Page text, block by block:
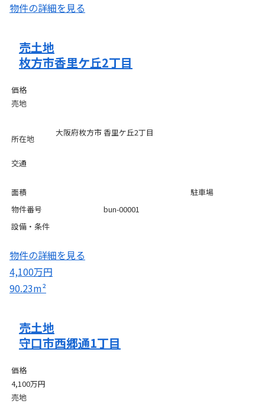
物件の詳細を見る
売土地
枚方市香里ケ丘2丁目
価格
売地
所在地
大阪府枚方市 香里ケ丘2丁目
交通
面積
駐車場
物件番号
bun-00001
設備・条件
物件の詳細を見る
4,100万円
90.23m²
売土地
守口市西郷通1丁目
価格
4,100万円
売地